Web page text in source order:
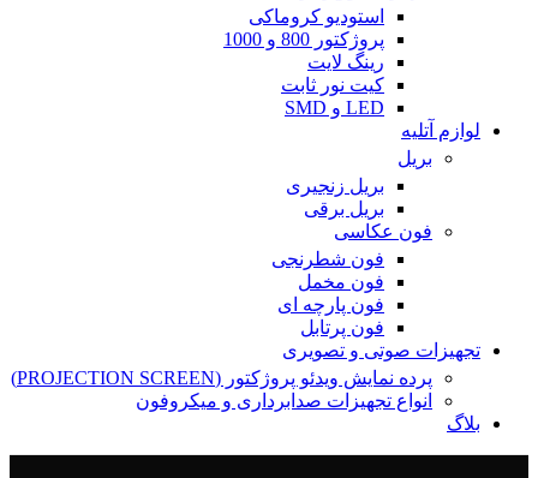
استودیو کروماکی
پروژکتور 800 و 1000
رینگ لایت
کیت نور ثابت
LED و SMD
لوازم آتلیه
بریل
بریل زنجیری
بریل برقی
فون عکاسی
فون شطرنجی
فون مخمل
فون پارچه ای
فون پرتابل
تجهیزات صوتی و تصویری
پرده نمایش ویدئو پروژکتور (PROJECTION SCREEN)
انواع تجهیزات صدابرداری و میکروفون
بلاگ